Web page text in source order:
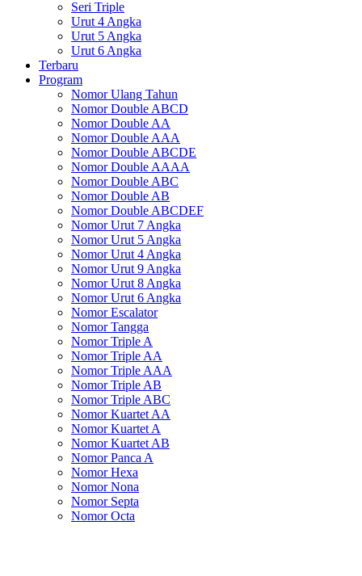
Seri Triple
Urut 4 Angka
Urut 5 Angka
Urut 6 Angka
Terbaru
Program
Nomor Ulang Tahun
Nomor Double ABCD
Nomor Double AA
Nomor Double AAA
Nomor Double ABCDE
Nomor Double AAAA
Nomor Double ABC
Nomor Double AB
Nomor Double ABCDEF
Nomor Urut 7 Angka
Nomor Urut 5 Angka
Nomor Urut 4 Angka
Nomor Urut 9 Angka
Nomor Urut 8 Angka
Nomor Urut 6 Angka
Nomor Escalator
Nomor Tangga
Nomor Triple A
Nomor Triple AA
Nomor Triple AAA
Nomor Triple AB
Nomor Triple ABC
Nomor Kuartet AA
Nomor Kuartet A
Nomor Kuartet AB
Nomor Panca A
Nomor Hexa
Nomor Nona
Nomor Septa
Nomor Octa